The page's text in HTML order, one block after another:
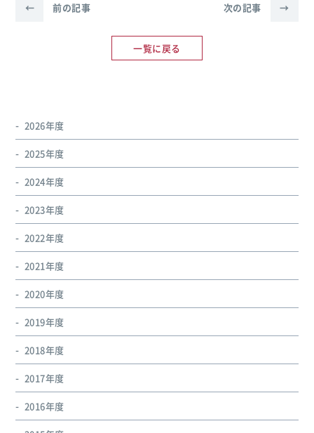
← 前の記事
一覧に戻る
次の記事 →
2026年度
2025年度
2024年度
2023年度
2022年度
2021年度
2020年度
2019年度
2018年度
2017年度
2016年度